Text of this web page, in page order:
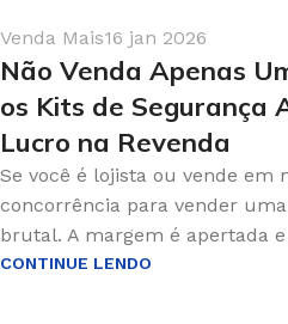
Venda Mais16 jan 2026
Não Venda Apenas
os Kits de Segurança
Lucro na Revenda
Se você é lojista ou vende em
concorrência para vender
brutal. A margem é apertada e
CONTINUE LENDO